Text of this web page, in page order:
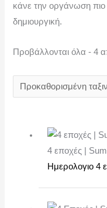
κάνε την οργάνωση πιο
δημιουργική.
Προβάλλονται όλα - 4
4 εποχές |
Ημερολογιο 4